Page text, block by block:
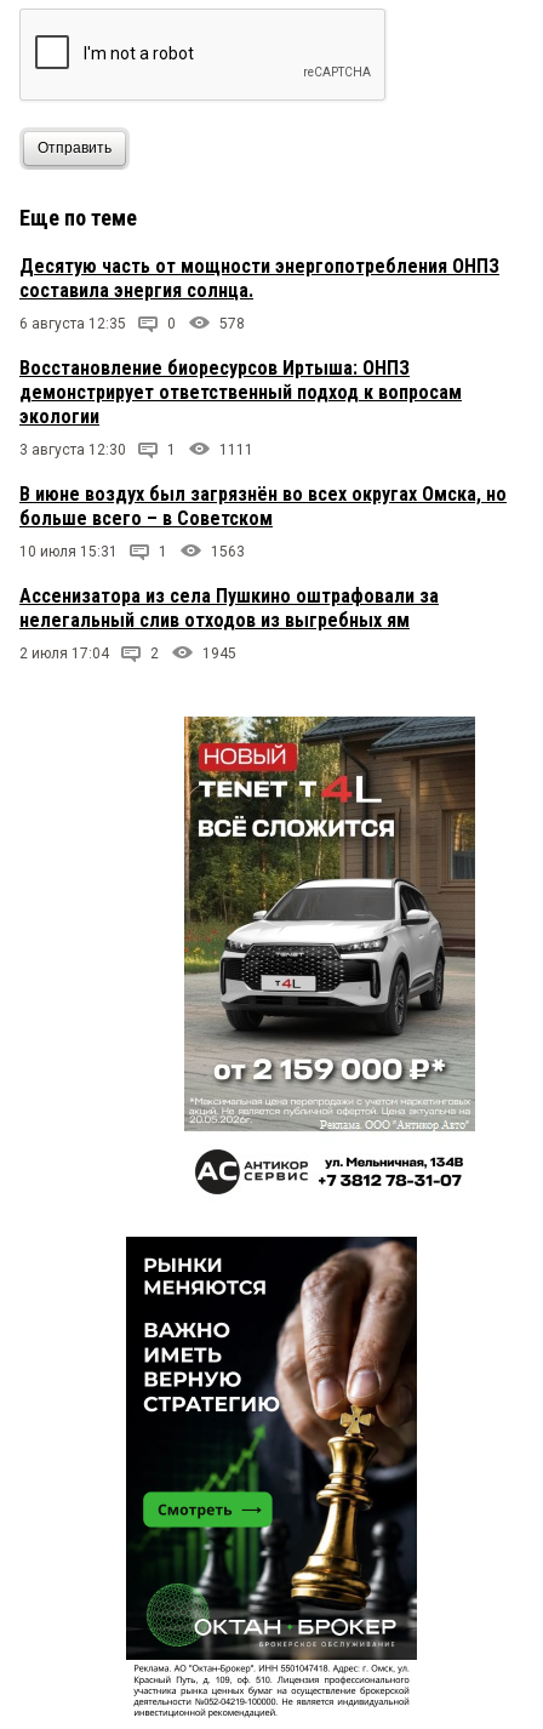
Отправить
Еще по теме
Десятую часть от мощности энергопотребления ОНПЗ
составила энергия солнца.
6 августа 12:35 0 578
Восстановление биоресурсов Иртыша: ОНПЗ
демонстрирует ответственный подход к вопросам
экологии
3 августа 12:30 1 1111
В июне воздух был загрязнён во всех округах Омска, но
больше всего – в Советском
10 июля 15:31 1 1563
Ассенизатора из села Пушкино оштрафовали за
нелегальный слив отходов из выгребных ям
2 июля 17:04 2 1945